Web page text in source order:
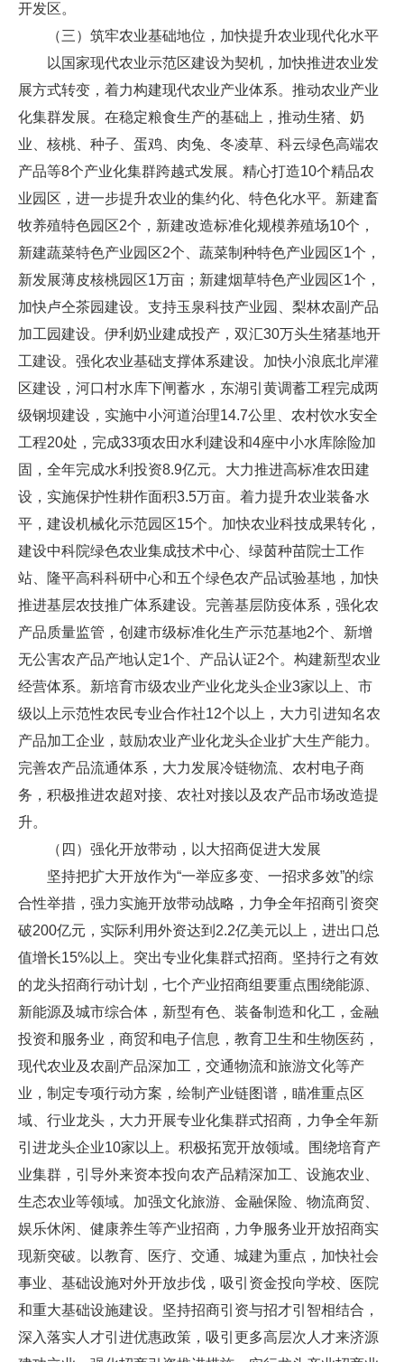
开发区。
（三）筑牢农业基础地位，加快提升农业现代化水平
以国家现代农业示范区建设为契机，加快推进农业发
展方式转变，着力构建现代农业产业体系。推动农业产业
化集群发展。在稳定粮食生产的基础上，推动生猪、奶
业、核桃、种子、蛋鸡、肉兔、冬凌草、科云绿色高端农
产品等8个产业化集群跨越式发展。精心打造10个精品农
业园区，进一步提升农业的集约化、特色化水平。新建畜
牧养殖特色园区2个，新建改造标准化规模养殖场10个，
新建蔬菜特色产业园区2个、蔬菜制种特色产业园区1个，
新发展薄皮核桃园区1万亩；新建烟草特色产业园区1个，
加快卢仝茶园建设。支持玉泉科技产业园、梨林农副产品
加工园建设。伊利奶业建成投产，双汇30万头生猪基地开
工建设。强化农业基础支撑体系建设。加快小浪底北岸灌
区建设，河口村水库下闸蓄水，东湖引黄调蓄工程完成两
级钢坝建设，实施中小河道治理14.7公里、农村饮水安全
工程20处，完成33项农田水利建设和4座中小水库除险加
固，全年完成水利投资8.9亿元。大力推进高标准农田建
设，实施保护性耕作面积3.5万亩。着力提升农业装备水
平，建设机械化示范园区15个。加快农业科技成果转化，
建设中科院绿色农业集成技术中心、绿茵种苗院士工作
站、隆平高科科研中心和五个绿色农产品试验基地，加快
推进基层农技推广体系建设。完善基层防疫体系，强化农
产品质量监管，创建市级标准化生产示范基地2个、新增
无公害农产品产地认定1个、产品认证2个。构建新型农业
经营体系。新培育市级农业产业化龙头企业3家以上、市
级以上示范性农民专业合作社12个以上，大力引进知名农
产品加工企业，鼓励农业产业化龙头企业扩大生产能力。
完善农产品流通体系，大力发展冷链物流、农村电子商
务，积极推进农超对接、农社对接以及农产品市场改造提
升。
（四）强化开放带动，以大招商促进大发展
坚持把扩大开放作为“一举应多变、一招求多效”的综
合性举措，强力实施开放带动战略，力争全年招商引资突
破200亿元，实际利用外资达到2.2亿美元以上，进出口总
值增长15%以上。突出专业化集群式招商。坚持行之有效
的龙头招商行动计划，七个产业招商组要重点围绕能源、
新能源及城市综合体，新型有色、装备制造和化工，金融
投资和服务业，商贸和电子信息，教育卫生和生物医药，
现代农业及农副产品深加工，交通物流和旅游文化等产
业，制定专项行动方案，绘制产业链图谱，瞄准重点区
域、行业龙头，大力开展专业化集群式招商，力争全年新
引进龙头企业10家以上。积极拓宽开放领域。围绕培育产
业集群，引导外来资本投向农产品精深加工、设施农业、
生态农业等领域。加强文化旅游、金融保险、物流商贸、
娱乐休闲、健康养生等产业招商，力争服务业开放招商实
现新突破。以教育、医疗、交通、城建为重点，加快社会
事业、基础设施对外开放步伐，吸引资金投向学校、医院
和重大基础设施建设。坚持招商引资与招才引智相结合，
深入落实人才引进优惠政策，吸引更多高层次人才来济源